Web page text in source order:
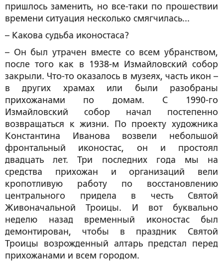
пришлось заменить, но все-таки по прошествии
времени ситуация несколько смягчилась...
– Какова судьба иконостаса?
– Он был утрачен вместе со всем убранством,
после того как в 1938-м Измайловский собор
закрыли. Что-то оказалось в музеях, часть икон –
в других храмах или были разобраны
прихожанами по домам. С 1990-го
Измайловский собор начал постепенно
возвращаться к жизни. По проекту художника
Константина Иванова возвели небольшой
фронтальный иконостас, он и простоял
двадцать лет. Три последних года мы на
средства прихожан и организаций вели
кропотливую работу по восстановлению
центрального придела в честь Святой
Живоначальной Троицы. И вот буквально
неделю назад временный иконостас был
демонтирован, чтобы в праздник Святой
Троицы возрожденный алтарь предстал перед
прихожанами и всем городом.